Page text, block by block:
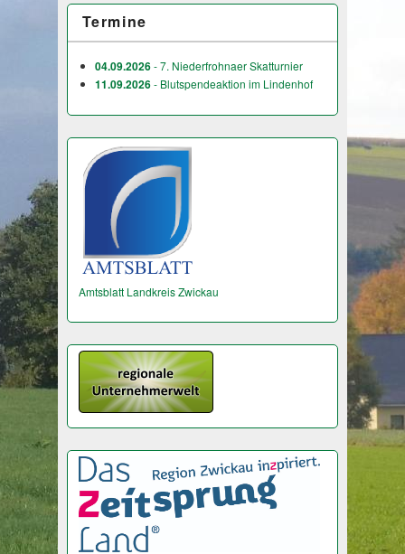
Termine
04.09.2026- 7. Niederfrohnaer Skatturnier
11.09.2026- Blutspendeaktion im Lindenhof
Amtsblatt Landkreis Zwickau